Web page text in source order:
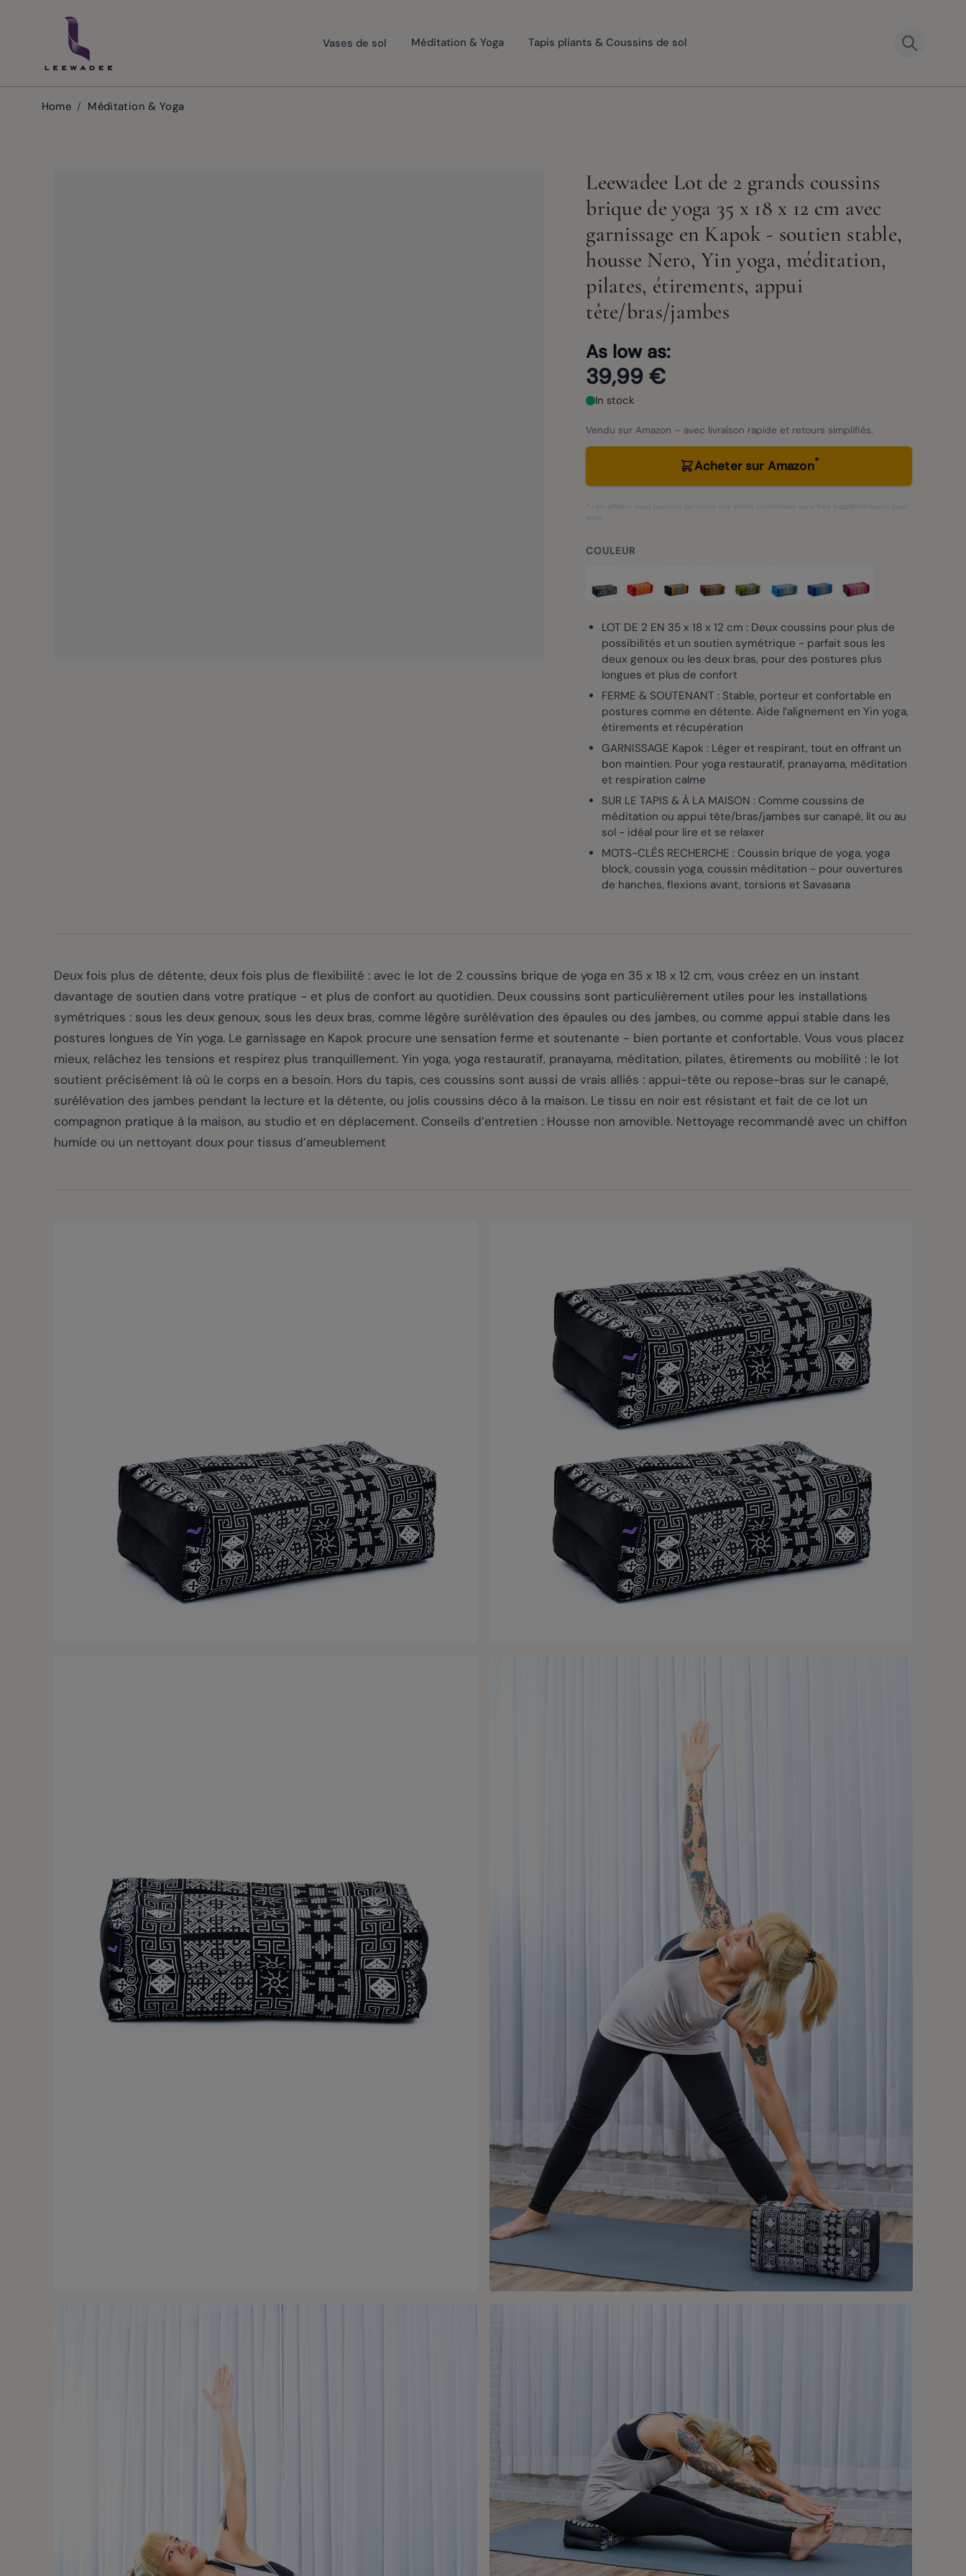
Vases de sol Méditation & Yoga Tapis pliants & Coussins de sol
Home / Méditation & Yoga
Leewadee Lot de 2 grands coussins
brique de yoga 35 x 18 x 12 cm avec
garnissage en Kapok - soutien stable,
housse Nero, Yin yoga, méditation,
pilates, étirements, appui
tête/bras/jambes
As low as:
39,99 €
In stock
Vendu sur Amazon – avec livraison rapide et retours simplifiés.
Acheter sur Amazon*
* Lien affilié – nous pouvons percevoir une petite commission sans frais supplémentaires pour
vous.
COULEUR
LOT DE 2 EN 35 x 18 x 12 cm : Deux coussins pour plus de
possibilités et un soutien symétrique - parfait sous les
deux genoux ou les deux bras, pour des postures plus
longues et plus de confort
FERME & SOUTENANT : Stable, porteur et confortable en
postures comme en détente. Aide l’alignement en Yin yoga,
étirements et récupération
GARNISSAGE Kapok : Léger et respirant, tout en offrant un
bon maintien. Pour yoga restauratif, pranayama, méditation
et respiration calme
SUR LE TAPIS & À LA MAISON : Comme coussins de
méditation ou appui tête/bras/jambes sur canapé, lit ou au
sol - idéal pour lire et se relaxer
MOTS-CLÉS RECHERCHE : Coussin brique de yoga, yoga
block, coussin yoga, coussin méditation - pour ouvertures
de hanches, flexions avant, torsions et Savasana
Deux fois plus de détente, deux fois plus de flexibilité : avec le lot de 2 coussins brique de yoga en 35 x 18 x 12 cm, vous créez en un instant
davantage de soutien dans votre pratique - et plus de confort au quotidien. Deux coussins sont particulièrement utiles pour les installations
symétriques : sous les deux genoux, sous les deux bras, comme légère surélévation des épaules ou des jambes, ou comme appui stable dans les
postures longues de Yin yoga. Le garnissage en Kapok procure une sensation ferme et soutenante - bien portante et confortable. Vous vous placez
mieux, relâchez les tensions et respirez plus tranquillement. Yin yoga, yoga restauratif, pranayama, méditation, pilates, étirements ou mobilité : le lot
soutient précisément là où le corps en a besoin. Hors du tapis, ces coussins sont aussi de vrais alliés : appui-tête ou repose-bras sur le canapé,
surélévation des jambes pendant la lecture et la détente, ou jolis coussins déco à la maison. Le tissu en noir est résistant et fait de ce lot un
compagnon pratique à la maison, au studio et en déplacement. Conseils d’entretien : Housse non amovible. Nettoyage recommandé avec un chiffon
humide ou un nettoyant doux pour tissus d’ameublement